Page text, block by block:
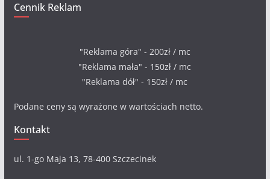
Cennik Reklam
"Reklama góra" - 200zł / mc
"Reklama mała" - 150zł / mc
"Reklama dół" - 150zł / mc
Podane ceny są wyrażone w wartościach netto.
Kontakt
ul. 1-go Maja 13, 78-400 Szczecinek